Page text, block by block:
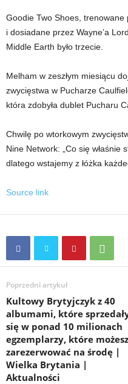
Goodie Two Shoes, trenowane
i dosiadane przez Wayne’a
Middle Earth było trzecie.
Melham w zeszłym miesiącu
zwycięstwa w Pucharze
która zdobyła dublet Pucharu
Chwilę po wtorkowym
Nine Network: „Co się właśnie
dlatego wstajemy z łóżka
Source link
Poprzedni artykuł
Kultowy Brytyjczyk z 40
albumami, które
się w ponad 10 milionach
egzemplarzy, które możesz
zarezerwować na środę |
Wielka Brytania |
Aktualności